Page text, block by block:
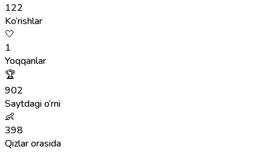
122
Ko‘rishlar
🤍
1
Yoqqanlar
🏆
902
Saytdagi o‘rni
👶
398
Qizlar orasida